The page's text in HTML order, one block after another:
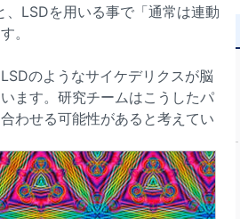
、LSDを用いる事で「通常は連動
。
のようなサイケデリクスが脳
ます。研究チームはこうしたパ
わせる可能性があると考えてい